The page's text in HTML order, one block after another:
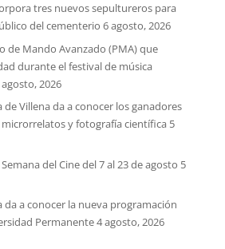
tres nuevos sepultureros para
del cementerio 6 agosto, 2026
de Mando Avanzado (PMA) que
durante el festival de música
agosto, 2026
de Villena da a conocer los ganadores
y fotografía científica 5
del Cine del 7 al 23 de agosto 5
da a conocer la nueva programación
Permanente4 agosto, 2026